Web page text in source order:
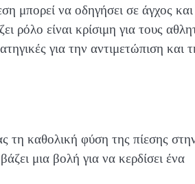
μπορεί να οδηγήσει σε άγχος και
ρόλο είναι κρίσιμη για τους
για την αντιμετώπιση και
τη καθολική φύση της πίεσης
μια βολή για να κερδίσει ένα